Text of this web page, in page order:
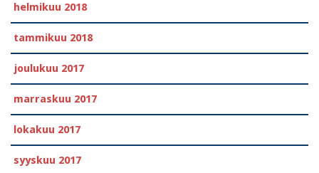
helmikuu 2018
tammikuu 2018
joulukuu 2017
marraskuu 2017
lokakuu 2017
syyskuu 2017